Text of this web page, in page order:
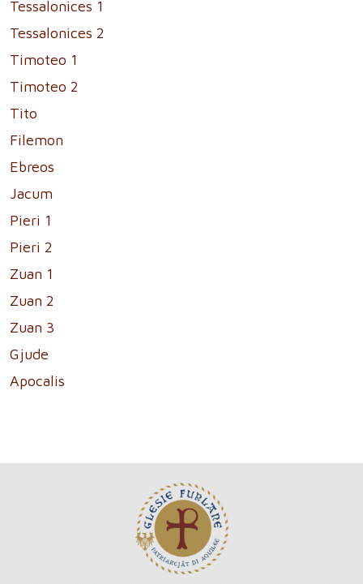
Tessalonices 1
Tessalonices 2
Timoteo 1
Timoteo 2
Tito
Filemon
Ebreos
Jacum
Pieri 1
Pieri 2
Zuan 1
Zuan 2
Zuan 3
Gjude
Apocalis